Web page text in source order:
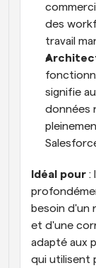
des
travail
signifie
données
Idéal pour :
besoin d'un
et d'une
adapté aux
qui utilisent